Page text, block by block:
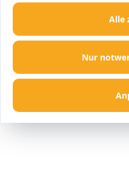
Nur
Alle